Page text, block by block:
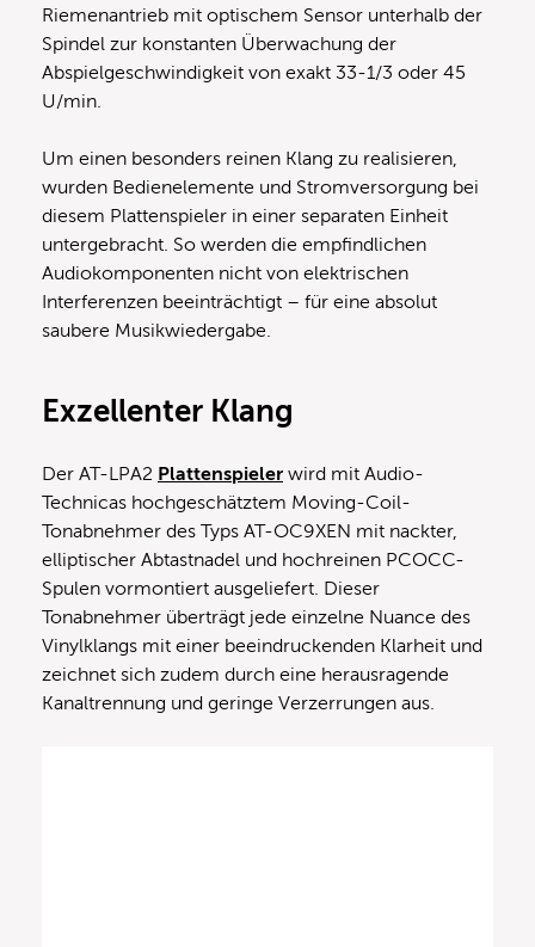
Riemenantrieb mit optischem Sensor unterhalb der
Spindel zur konstanten Überwachung der
Abspielgeschwindigkeit von exakt 33-1/3 oder 45
U/min.
Um einen besonders reinen Klang zu realisieren,
wurden Bedienelemente und Stromversorgung bei
diesem Plattenspieler in einer separaten Einheit
untergebracht. So werden die empfindlichen
Audiokomponenten nicht von elektrischen
Interferenzen beeinträchtigt – für eine absolut
saubere Musikwiedergabe.
Exzellenter Klang
Der AT-LPA2 Plattenspieler wird mit Audio-
Technicas hochgeschätztem Moving-Coil-
Tonabnehmer des Typs AT-OC9XEN mit nackter,
elliptischer Abtastnadel und hochreinen PCOCC-
Spulen vormontiert ausgeliefert. Dieser
Tonabnehmer überträgt jede einzelne Nuance des
Vinylklangs mit einer beeindruckenden Klarheit und
zeichnet sich zudem durch eine herausragende
Kanaltrennung und geringe Verzerrungen aus.